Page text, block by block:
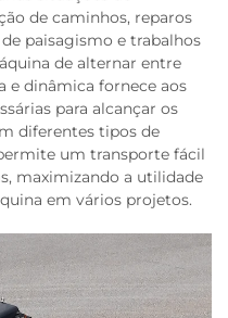
de caminhos, reparos
paisagismo e trabalhos
de alternar entre
e dinâmica fornece aos
para alcançar os
diferentes tipos de
um transporte fácil
maximizando a utilidade
em vários projetos.